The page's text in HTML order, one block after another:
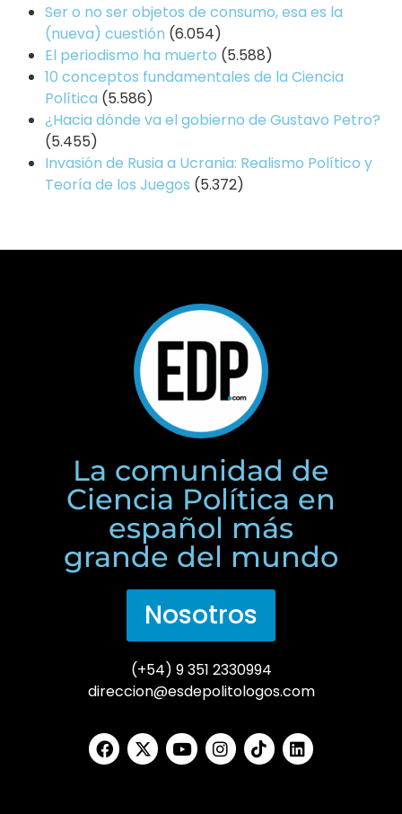
Ser o no ser objetos de consumo, esa es la
(nueva) cuestión (6.054)
El periodismo ha muerto (5.588)
10 conceptos fundamentales de la Ciencia
Política (5.586)
¿Hacia dónde va el gobierno de Gustavo Petro?
(5.455)
Invasión de Rusia a Ucrania: Realismo Político y
Teoría de los Juegos (5.372)
La comunidad de
Ciencia Política en
español más
grande del mundo
Nosotros
(+54) 9 351 2330994
direccion@esdepolitologos.com